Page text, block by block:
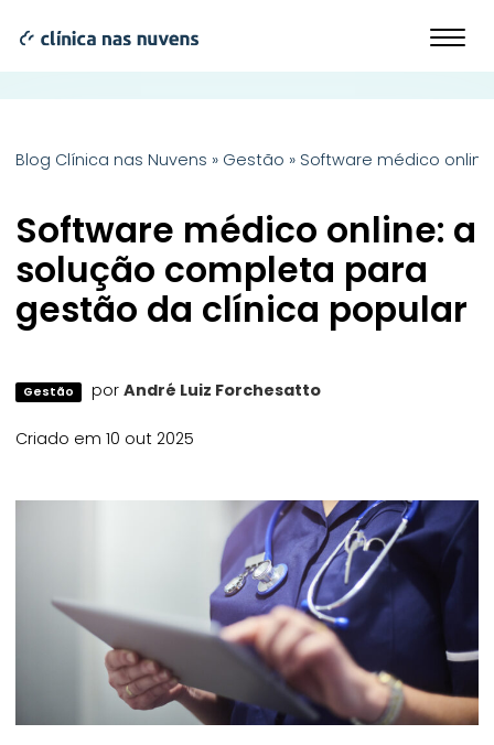
Blog Clínica nas Nuvens » Gestão » Software médico
Software médico online: a
solução completa para
gestão da clínica popular
Gestão por André Luiz Forchesatto
Criado em 10 out 2025